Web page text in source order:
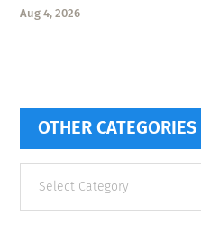
Aug 4, 2026
OTHER CATEGORIES
categories